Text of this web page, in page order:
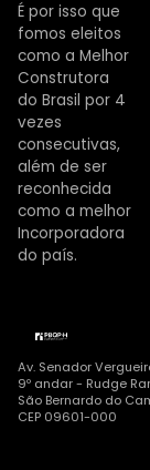
É por isso que
fomos eleitos
como a Melhor
Construtora
do Brasil por 4
vezes
consecutivas,
além de ser
reconhecida
como a melhor
Incorporadora
do país.
Av. Senador
9º andar - Rudge
São Bernardo do
CEP 09601-000